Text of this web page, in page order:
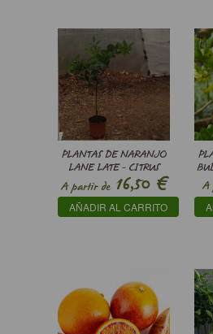
PLANTAS DE NARANJO
LANE LATE - CITRUS
SINENSIS
A partir de16,50€
AÑADIR AL CARRITO
A